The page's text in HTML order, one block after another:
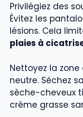
Privilégiez des
Évitez les
lésions. Cela
plaies à
Nettoyez la
neutre. Séchez
sèche-cheveux
crème grasse